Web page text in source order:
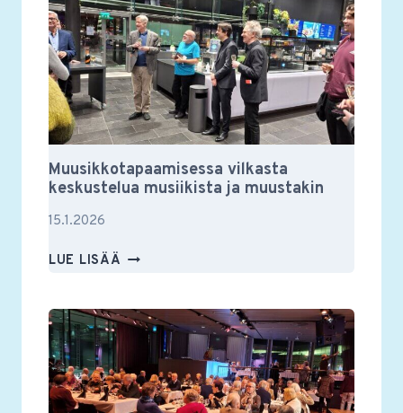
Muusikkotapaamisessa vilkasta
keskustelua musiikista ja muustakin
15.1.2026
LUE LISÄÄ MUUSIKKOTAPAAMISESSA
MUSIIKISTA
MUUSTAKIN